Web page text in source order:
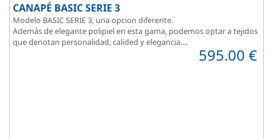
CANAPÉ BASIC SERIE 3
Modelo BASIC SERIE 3, una opcion diferente.
Además de elegante polipiel en esta gama, podemos optar a tejidos
que denotan personalidad, calided y elegancia.
595.00 €